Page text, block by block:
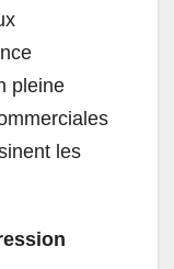
pleine
les